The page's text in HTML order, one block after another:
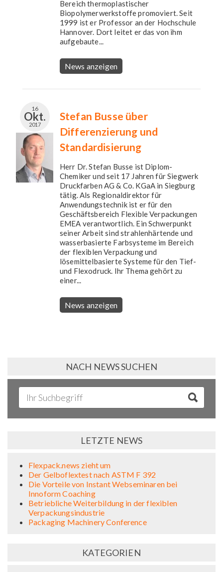
Bereich thermoplastischer
Biopolymerwerkstoffe promoviert. Seit
1999 ist er Professor an der Hochschule
Hannover. Dort leitet er das von ihm
aufgebaute...
News anzeigen
16
Okt.
2017
Stefan Busse über
Differenzierung und
Standardisierung
Herr Dr. Stefan Busse ist Diplom-
Chemiker und seit 17 Jahren für Siegwerk
Druckfarben AG & Co. KGaA in Siegburg
tätig. Als Regionaldirektor für
Anwendungstechnik ist er für den
Geschäftsbereich Flexible Verpackungen
EMEA verantwortlich. Ein Schwerpunkt
seiner Arbeit sind strahlenhärtende und
wasserbasierte Farbsysteme im Bereich
der flexiblen Verpackung und
lösemittelbasierte Systeme für den Tief-
und Flexodruck. Ihr Thema gehört zu
einer...
News anzeigen
NACH NEWS SUCHEN
LETZTE NEWS
Flexpack.news zieht um
Der Gelboflextest nach ASTM F 392
Die Vorteile von Instant Webseminaren bei
Innoform Coaching
Betriebliche Weiterbildung in der flexiblen
Verpackungsindustrie
Packaging Machinery Conference
KATEGORIEN